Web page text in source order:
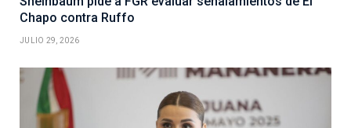
Chapo contra Ruffo
JULIO 29, 2026